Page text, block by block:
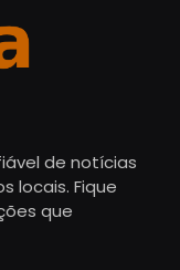
de notícias
locais. Fique
que